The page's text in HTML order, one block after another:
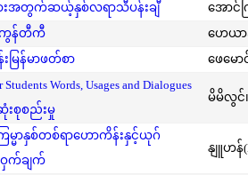
းအတွက်ဆယ့်နှစ်လရာသီပန်းချီ
အောင်
ကွန်တီကီ
ဟေယာ
ြန်မာဖတ်စာ ဖေမော
Words, Usages and Dialogues
းစုစည်းမှု
မိမိလွင်၊
ြမ္မာနှစ်တစ်ရာဟောကိန်းနှင့်ယုဂ်
ဝှက်ချက်
နျူဟန်